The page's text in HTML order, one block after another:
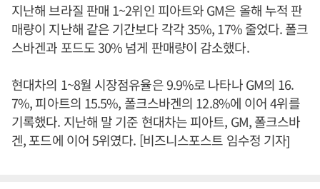
지난해 브라질 판매 1~2위인 피아트와 GM은 올해 누적 판
매량이 지난해 같은 기간보다 각각 35%, 17% 줄었다. 폴크
스바겐과 포드도 30% 넘게 판매량이 감소했다.
현대차의 1~8월 시장점유율은 9.9%로 나타나 GM의 16.
7%, 피아트의 15.5%, 폴크스바겐의 12.8%에 이어 4위를
기록했다. 지난해 말 기준 현대차는 피아트, GM, 폴크스바
겐, 포드에 이어 5위였다. [비즈니스포스트 임수정 기자]